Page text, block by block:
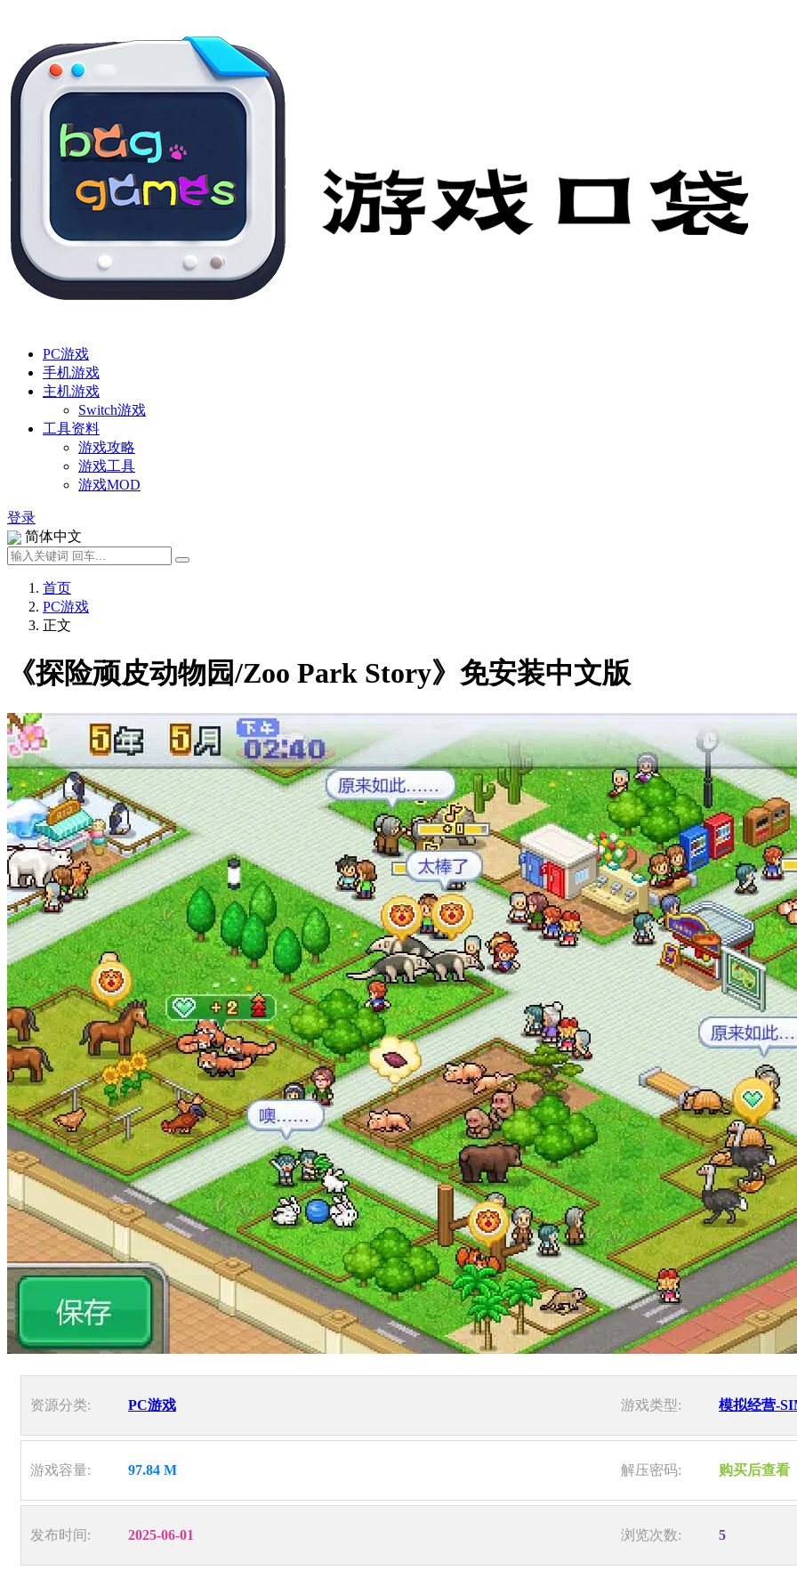
PC游戏
手机游戏
主机游戏
Switch游戏
工具资料
游戏攻略
游戏工具
游戏MOD
登录
简体中文
首页
PC游戏
正文
《探险顽皮动物园/Zoo Park Story》免安装中文版
资源分类: PC游戏 游戏类型: 模拟经营-
游戏容量: 97.84 M 解压密码: 购买后查看
发布时间: 2025-06-01 浏览次数: 5